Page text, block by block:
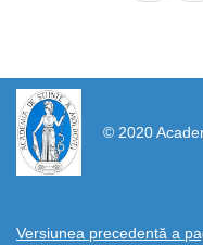
© 2020
Versiunea precedentă a
https://propletenie.ru/